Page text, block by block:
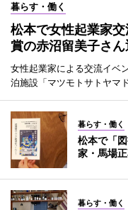
暮らす・働く
松本で女性起業家
賞の赤沼留美子さん
女性起業家による交流イベ
泊施設「マツモトサトヤマ
暮らす・働く
松本で「
家・馬場
暮らす・働く